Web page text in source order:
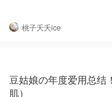
桃子夭夭ice
豆姑娘の年度爱用总结
肌）